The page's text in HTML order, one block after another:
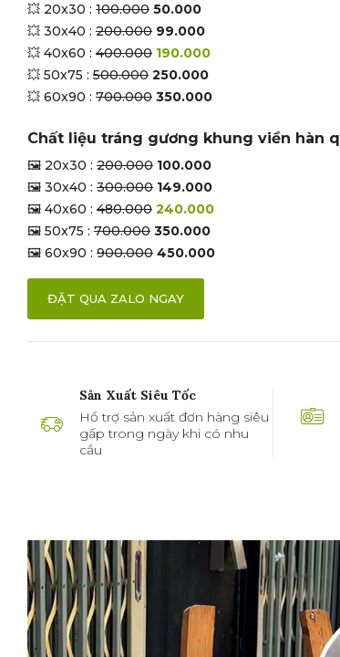
💥 20x30 : 100.000 50.000
💥 30x40 : 200.000 99.000
💥 40x60 : 400.000 190.000
💥 50x75 : 500.000 250.000
💥 60x90 : 700.000 350.000
Chất liệu tráng gương khung viền hàn
🖼 20x30 : 200.000 100.000
🖼 30x40 : 300.000 149.000
🖼 40x60 : 480.000 240.000
🖼 50x75 : 700.000 350.000
🖼 60x90 : 900.000 450.000
ĐẶT QUA ZALO NGAY
Sản Xuất Siêu Tốc
Hổ trợ sản xuất đơn hàng siêu
gấp trong ngày khi có nhu
cầu